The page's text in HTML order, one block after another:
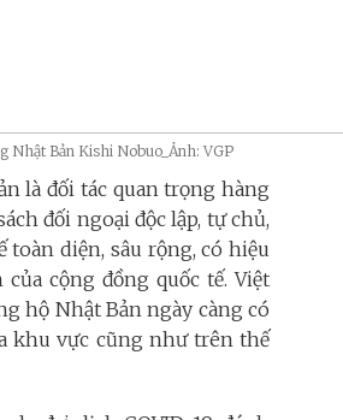
Bản Kishi Nobuo_Ảnh: VGP
là đối tác quan trọng hàng
đối ngoại độc lập, tự chủ,
toàn diện, sâu rộng, có hiệu
cộng đồng quốc tế. Việt
hộ Nhật Bản ngày càng có
khu vực cũng như trên thế